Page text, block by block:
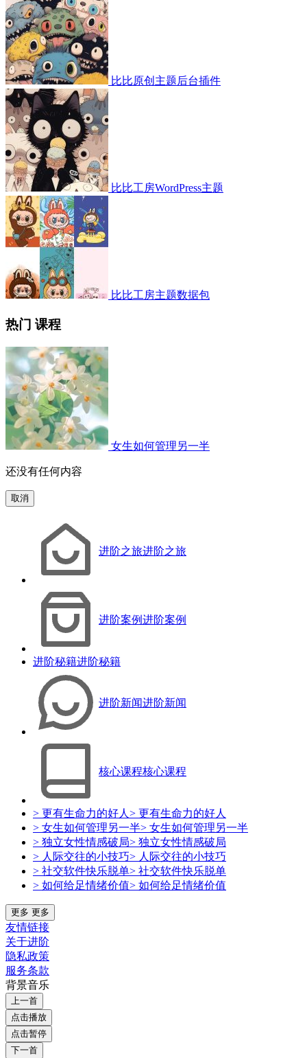
比比原创主题后台插件
比比工房WordPress主题
比比工房主题数据包
热门 课程
女生如何管理另一半
还没有任何内容
取消
进阶之旅进阶之旅
进阶案例进阶案例
进阶秘籍进阶秘籍
进阶新闻进阶新闻
核心课程核心课程
> 更有生命力的好人 > 更有生命力的好人
> 女生如何管理另一半> 女生如何管理另一半
> 独立女性情感破局> 独立女性情感破局
> 人际交往的小技巧> 人际交往的小技巧
> 社交软件快乐脱单> 社交软件快乐脱单
> 如何给足情绪价值> 如何给足情绪价值
更多 更多
友情链接
关于进阶
隐私政策
服务条款
背景音乐
上一首
点击播放
点击暂停
下一首